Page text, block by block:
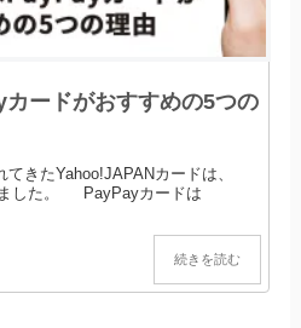
ードがおすすめの5つの
きたYahoo!JAPANカードは、
した。 PayPayカードは
続きを読む